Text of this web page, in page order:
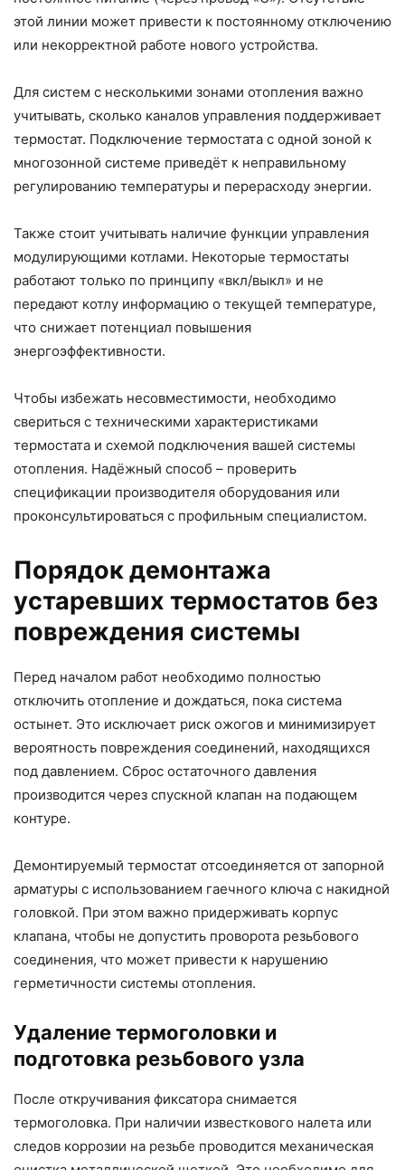
этой линии может привести к постоянному отключению
или некорректной работе нового устройства.
Для систем с несколькими зонами отопления важно
учитывать, сколько каналов управления поддерживает
термостат. Подключение термостата с одной зоной к
многозонной системе приведёт к неправильному
регулированию температуры и перерасходу энергии.
Также стоит учитывать наличие функции управления
модулирующими котлами. Некоторые термостаты
работают только по принципу «вкл/выкл» и не
передают котлу информацию о текущей температуре,
что снижает потенциал повышения
энергоэффективности.
Чтобы избежать несовместимости, необходимо
свериться с техническими характеристиками
термостата и схемой подключения вашей системы
отопления. Надёжный способ – проверить
спецификации производителя оборудования или
проконсультироваться с профильным специалистом.
Порядок демонтажа
устаревших термостатов без
повреждения системы
Перед началом работ необходимо полностью
отключить отопление и дождаться, пока система
остынет. Это исключает риск ожогов и минимизирует
вероятность повреждения соединений, находящихся
под давлением. Сброс остаточного давления
производится через спускной клапан на подающем
контуре.
Демонтируемый термостат отсоединяется от запорной
арматуры с использованием гаечного ключа с накидной
головкой. При этом важно придерживать корпус
клапана, чтобы не допустить проворота резьбового
соединения, что может привести к нарушению
герметичности системы отопления.
Удаление термоголовки и
подготовка резьбового узла
После откручивания фиксатора снимается
термоголовка. При наличии известкового налета или
следов коррозии на резьбе проводится механическая